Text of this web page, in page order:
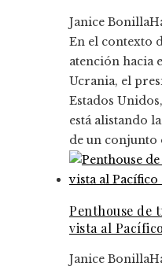
Janice Bonilla
En el contexto
atención hacia
Ucrania, el
Estados
está alistando
de un conjunto
Penthouse de
vista al
Janice Bonilla